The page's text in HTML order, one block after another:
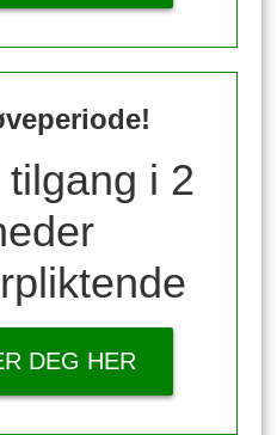
i 2
DEG HER